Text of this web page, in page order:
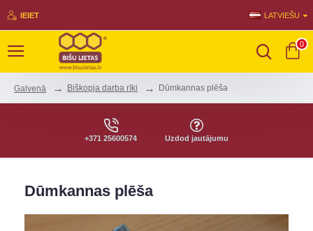
IEIET LATVIEŠU
0
Galvenā Biškopja darba rīki Dūmkannas plēša
+371 25600574 Uzdod jautājumu
Dūmkannas plēša